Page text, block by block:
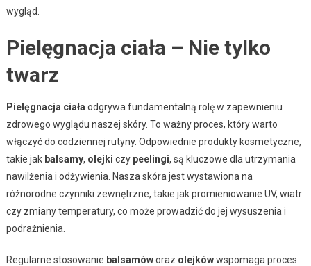
wygląd.
Pielęgnacja ciała – Nie tylko
twarz
Pielęgnacja ciała odgrywa fundamentalną rolę w zapewnieniu
zdrowego wyglądu naszej skóry. To ważny proces, który warto
włączyć do codziennej rutyny. Odpowiednie produkty kosmetyczne,
takie jak balsamy, olejki czy peelingi, są kluczowe dla utrzymania
nawilżenia i odżywienia. Nasza skóra jest wystawiona na
różnorodne czynniki zewnętrzne, takie jak promieniowanie UV, wiatr
czy zmiany temperatury, co może prowadzić do jej wysuszenia i
podrażnienia.
Regularne stosowanie balsamóworaz olejkówwspomaga proces